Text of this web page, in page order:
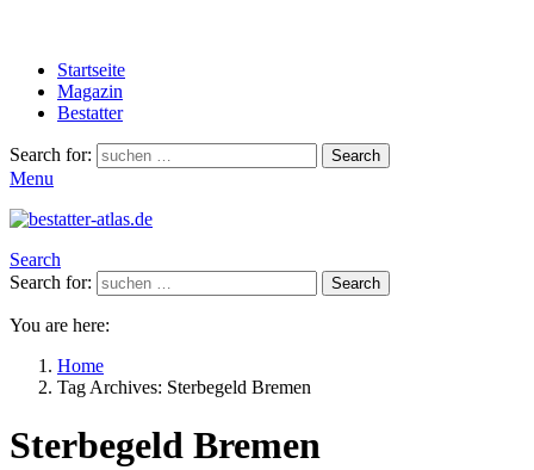
Startseite
Magazin
Bestatter
Search for: Search
Menu
Search
Search for:
Search
You are here:
Home
Tag Archives: Sterbegeld Bremen
Sterbegeld Bremen